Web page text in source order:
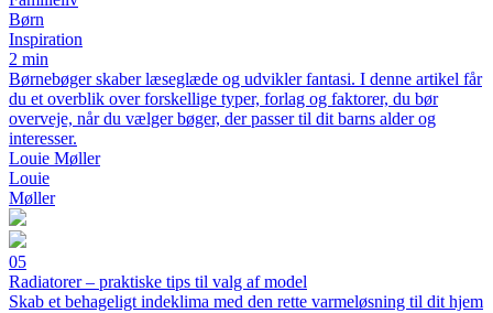
Børn
Inspiration
2 min
Børnebøger skaber læseglæde og udvikler fantasi. I denne artikel får
du et overblik over forskellige typer, forlag og faktorer, du bør
overveje, når du vælger bøger, der passer til dit barns alder og
interesser.
Louie Møller
Louie
Møller
05
Radiatorer – praktiske tips til valg af model
Skab et behageligt indeklima med den rette varmeløsning til dit hjem